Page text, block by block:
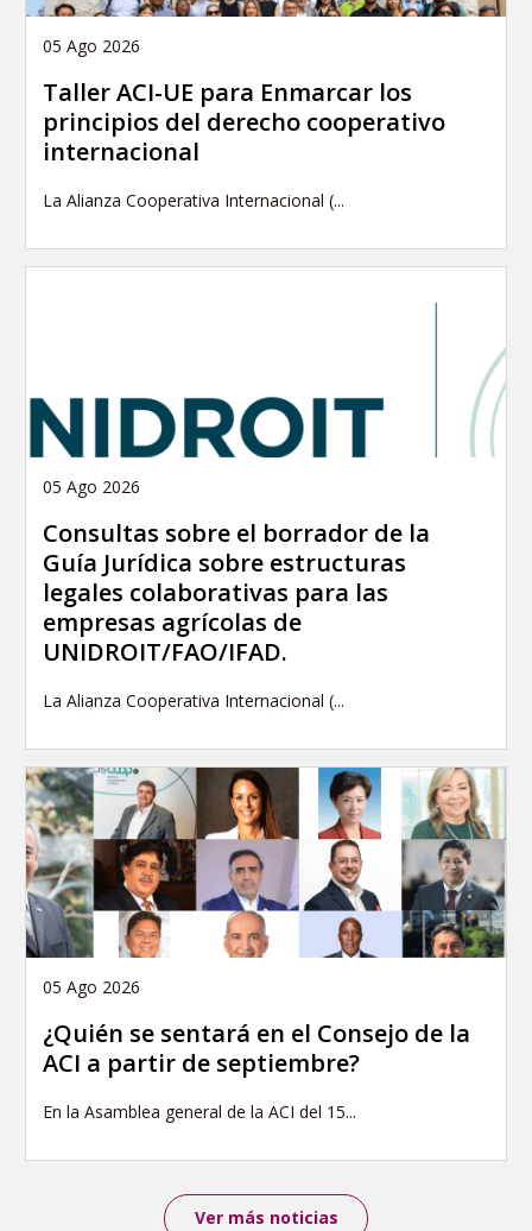
05 Ago 2026
Taller ACI-UE para Enmarcar los
principios del derecho cooperativo
internacional
La Alianza Cooperativa Internacional (...
05 Ago 2026
Consultas sobre el borrador de la
Guía Jurídica sobre estructuras
legales colaborativas para las
empresas agrícolas de
UNIDROIT/FAO/IFAD.
La Alianza Cooperativa Internacional (...
05 Ago 2026
¿Quién se sentará en el Consejo de la
ACI a partir de septiembre?
En la Asamblea general de la ACI del 15...
Ver más noticias